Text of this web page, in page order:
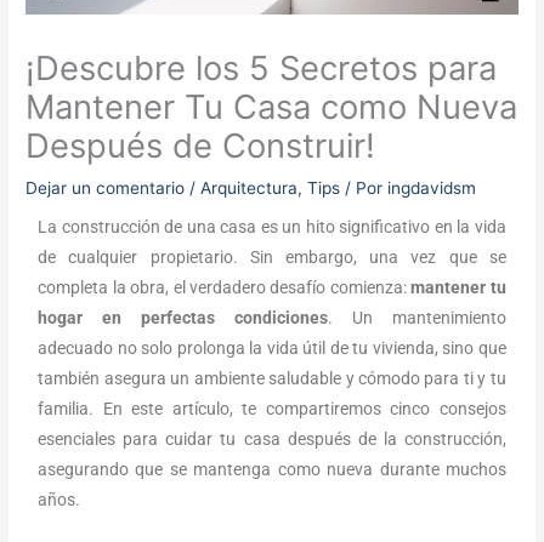
¡Descubre los 5 Secretos para
Mantener Tu Casa como Nueva
Después de Construir!
Dejar un comentario /Arquitectura,Tips / Por ingdavidsm
La construcción de una casa es un hito significativo en la vida
de cualquier propietario. Sin embargo, una vez que se
completa la obra, el verdadero desafío comienza:mantener tu
hogar en perfectas condiciones. Un mantenimiento
adecuado no solo prolonga la vida útil de tu vivienda, sino que
también asegura un ambiente saludable y cómodo para ti y tu
familia. En este artículo, te compartiremos cinco consejos
esenciales para cuidar tu casa después de la construcción,
asegurando que se mantenga como nueva durante muchos
años.